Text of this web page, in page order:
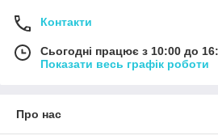
Контакти
Сьогодні працює з 10:00 до
Показати весь графік роботи
Про нас